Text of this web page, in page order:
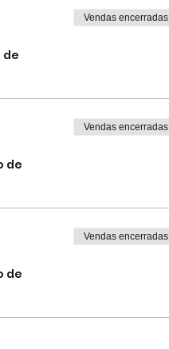
de
Vendas encerradas
de
Vendas encerradas
de
Vendas encerradas